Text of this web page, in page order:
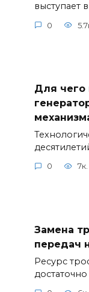
выступает в
0
Для чего
0 7к.
Замена
передач
Ресурс